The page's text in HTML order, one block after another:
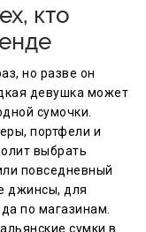
кто
но разве он
девушка может
сумочки.
портфели и
выбрать
повседневный
джинсы, для
по магазинам.
сумки в